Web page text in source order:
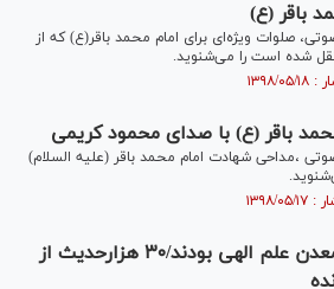
باقر (ع)
صلوات ویژه‌ای برای امام محمد باقر(ع) که از
شده است را می‌شنوید.
باقر (ع) با صدای محمود کریمی
،مداحی شهادت امام محمد باقر (علیه السلام)
«امام محمد باقر(ع)» معدن علم الهی بودند/۳۰ هزارحدیث از